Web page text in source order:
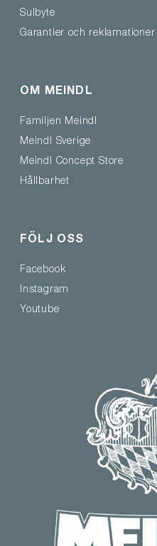
Sulbyte
Garantier och reklamationer
OM MEINDL
Familjen Meindl
Meindl Sverige
Meindl Concept Store
Hållbarhet
FÖLJ OSS
Facebook
Instagram
Youtube